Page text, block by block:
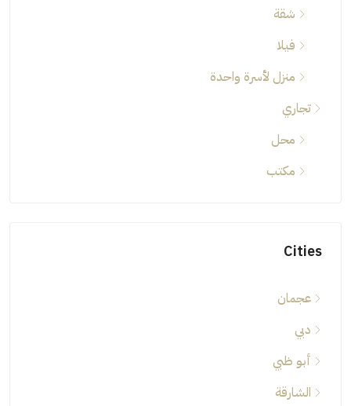
شقة
فيلا
منزل لأسرة واحدة
تجاري
محل
مكتب
Cities
عجمان
دبي
أبو ظبي
الشارقة